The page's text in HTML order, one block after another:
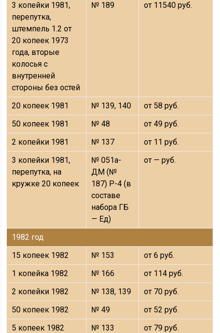
3 копейки 1981,
перепутка,
штемпель 1.2 от
20 копеек 1973
года, вторые
колосья с
внутренней
стороны без остей
№ 189 от 11540 руб.
20 копеек 1981 № 139, 140
от 58 руб.
50 копеек 1981
№ 48
от 49 руб.
2 копейки 1981
№ 137
от 11 руб.
3 копейки 1981,
перепутка, на
кружке 20 копеек
№ 051а-
ДМ (№
187) Р-4 (в
составе
набора ГБ
— Ед)
от — руб.
1982 год
15 копеек 1982
№ 153
от 6 руб.
1 копейка 1982
№ 166
от 114 руб.
2 копейки 1982
№ 138, 139
от 70 руб.
50 копеек 1982
№ 49
от 52 руб.
5 копеек 1982
№ 133
от 79 руб.